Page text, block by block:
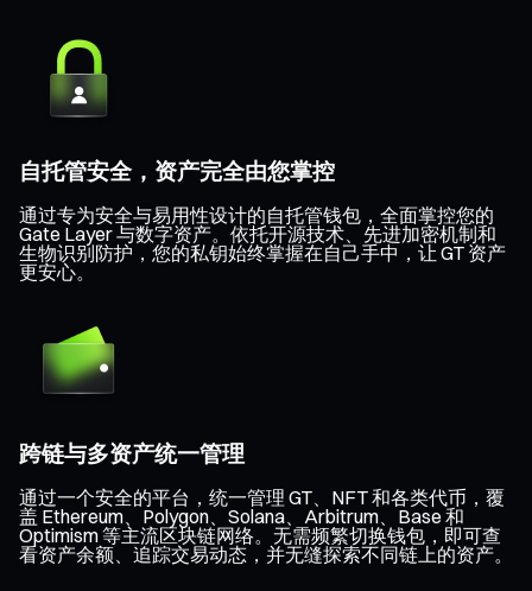
自托管安全，资产完全由您掌控
通过专为安全与易用性设计的自托管钱包，全面掌控您的
Gate Layer 与数字资产。依托开源技术、先进加密机制和
生物识别防护，您的私钥始终掌握在自己手中，让 GT 资产
更安心。
跨链与多资产统一管理
通过一个安全的平台，统一管理 GT、NFT 和各类代币，覆
盖 Ethereum、Polygon、Solana、Arbitrum、Base 和
Optimism 等主流区块链网络。无需频繁切换钱包，即可查
看资产余额、追踪交易动态，并无缝探索不同链上的资产。